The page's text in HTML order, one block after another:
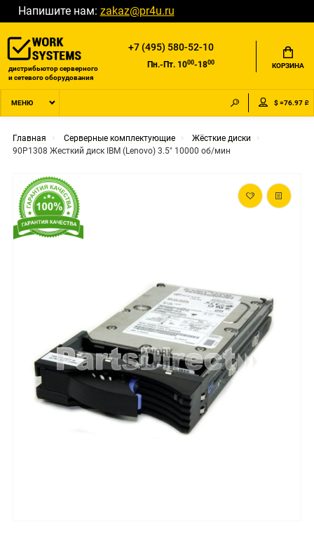
Напишите нам: zakaz@pr4u.ru
дистрибьютор серверного
и сетевого оборудования
+7 (495) 580-52-10
Пн.-Пт. 1000-1800 КОРЗИНА
МЕНЮ $ =76.97 ₽
Главная Серверные комплектующие
Жёсткие диски
90P1308 Жесткий диск IBM (Lenovo) 3.5" 10000 об/мин